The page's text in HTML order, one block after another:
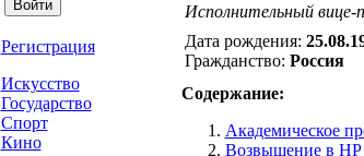
Регистрация
Искусство
Государство
Спорт
Кино
Исполнительный вице-
Дата рождения:
Гражданство: Россия
Содержание:
Академическое
Возвышение в HP